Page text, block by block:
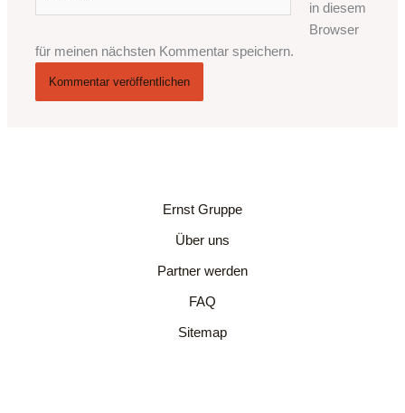
in diesem
Browser
für meinen nächsten Kommentar speichern.
Ernst Gruppe
Über uns
Partner werden
FAQ
Sitemap